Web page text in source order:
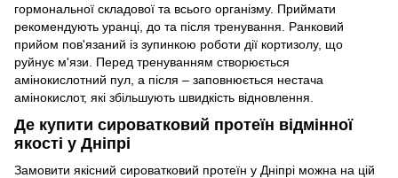
гормональної складової та всього організму. Приймати
рекомендують уранці, до та після тренування. Ранковий
прийом пов'язаний із зупинкою роботи дії кортизолу, що
руйнує м'язи. Перед тренуванням створюється
амінокислотний пул, а після – заповнюється нестача
амінокислот, які збільшують швидкість відновлення.
Де купити сироватковий протеїн відмінної
якості у Дніпрі
Замовити якісний сироватковий протеїн у Дніпрі можна на цій